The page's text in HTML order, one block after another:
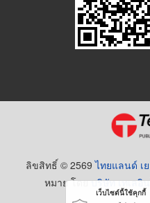
ลิขสิทธิ์ © 2569ไทยแลนด์ เ
หมาย โดยบริษัท เทเลอิ
เว็บไซต์นี้ใช้คุกกี้